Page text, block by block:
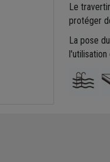
Le
protéger
La pose
l'utilisation